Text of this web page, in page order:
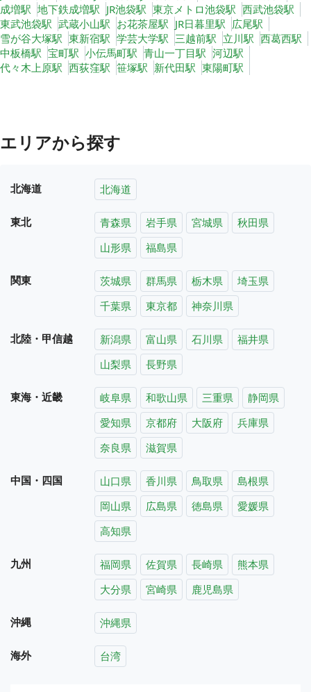
成増駅 地下鉄成増駅 JR池袋駅 東京メトロ池袋駅 西武池袋駅
東武池袋駅 武蔵小山駅 お花茶屋駅 JR日暮里駅 広尾駅
雪が谷大塚駅 東新宿駅 学芸大学駅 三越前駅 立川駅 西葛西駅
中板橋駅 宝町駅 小伝馬町駅 青山一丁目駅 河辺駅
代々木上原駅 西荻窪駅 笹塚駅 新代田駅 東陽町駅
エリアから探す
北海道 北海道
東北 青森県 岩手県 宮城県
秋田県
山形県
福島県
関東 茨城県 群馬県 栃木県
埼玉県
千葉県
東京都 神奈川県
北陸・甲信越 新潟県 富山県 石川県
福井県
山梨県
長野県
東海・近畿 岐阜県 和歌山県 三重県
静岡県
愛知県
京都府 大阪府
兵庫県
奈良県
滋賀県
中国・四国 山口県 香川県 鳥取県
島根県
岡山県
広島県 徳島県
愛媛県
高知県
九州 福岡県 佐賀県 長崎県
熊本県
大分県
宮崎県 鹿児島県
沖縄 沖縄県
海外 台湾